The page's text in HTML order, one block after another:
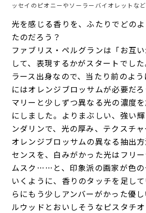
ッセイのピオニーやソーラーバイオレットな
光を感じる香りを、ふたりでどの
たのだろう？
ファブリス・ペルグランは「お互
して、表現するかがスタートでし
ラース出身なので、当たり前のよ
にはオレンジブロッサムが必要だ
マリーと少しずつ異なる光の濃度
にしました。よりまぶしい、強い
ンダリンで、光の厚み、テクスチ
オレンジブロッサムの異なる抽出
センスを、白みがかった光はフリ
ムスク……と、印象派の画家が色の
いくように、香りのタッチを足し
らにもう少しアンバーがかった優
ルウッドとおいしそうなピスタチ